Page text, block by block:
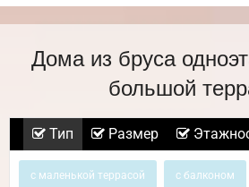
Дома из бруса
большой
Тип Размер
с маленькой террасой с балконом